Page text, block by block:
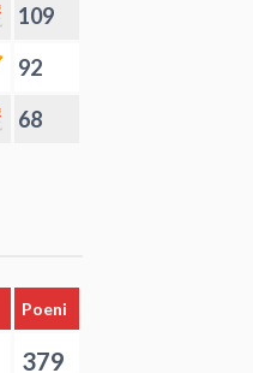
109
92
68
Poeni
379